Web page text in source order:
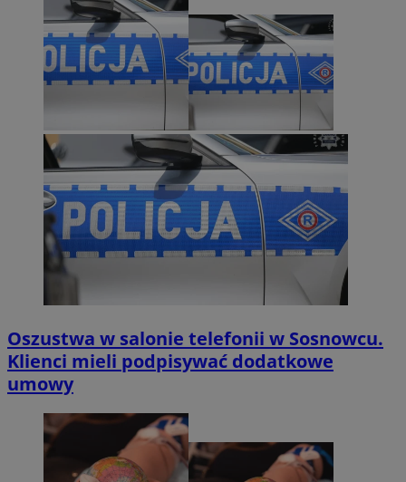
Oszustwa w salonie telefonii w Sosnowcu.
Klienci mieli podpisywać dodatkowe
umowy